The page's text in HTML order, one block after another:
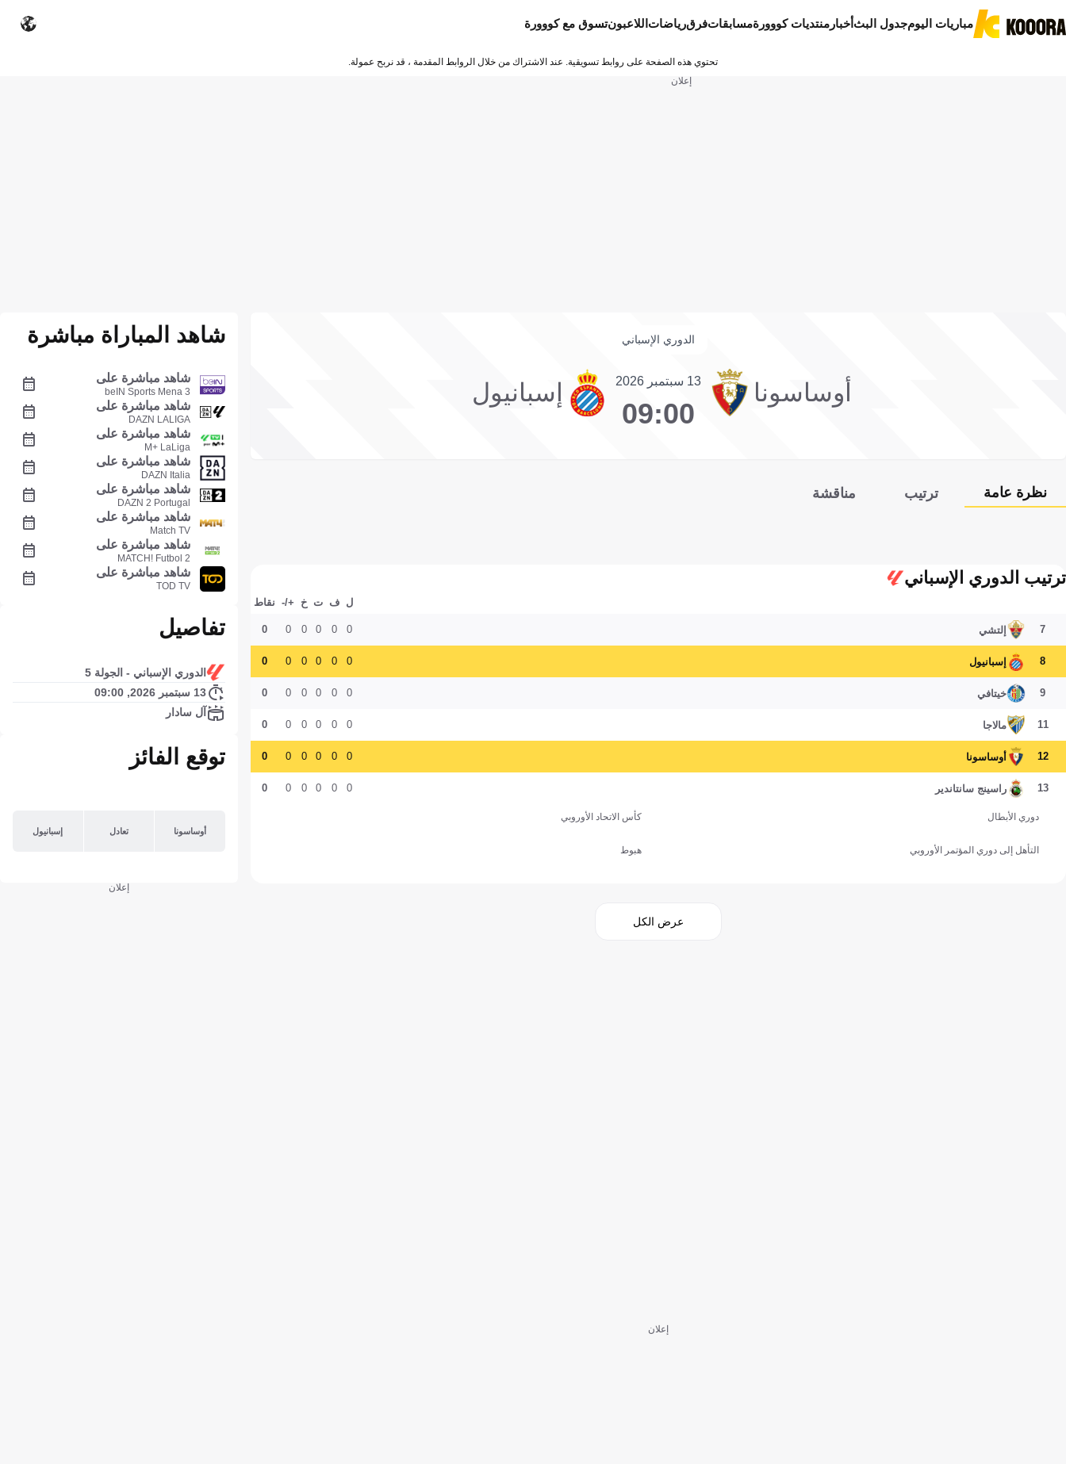
مباريات اليومجدول البثأخبار منتديات كووورةمسابقاتفرقرياضات اللاعبونتسوق مع كووورة
تحتوي هذه الصفحة على روابط تسويقية. عند الاشتراك من خلال الروابط المقدمة ، قد نربح عمولة.
إعلان
الدوري الإسباني
أوساسونا 13 سبتمبر 2026
09:00
إسبانيول
نظرة عامة ترتيب مناقشة
ترتيب الدوري الإسباني
ل ف ت خ +/- نقاط
7 إلتشي 0
0
0
0
0
0
8 إسبانيول 0
0
0
0
0
0
9 خيتافي 0
0
0
0
0
0
11 مالاجا 0
0
0
0
0
0
12 أوساسونا 0
0
0
0
0
0
13 راسينج سانتاندير 0
0
0
0
0
0
دوري الأبطال كأس الاتحاد الأوروبي
التأهل إلى دوري المؤتمر الأوروبي هبوط
عرض الكل
إعلان
شاهد المباراة مباشرة
شاهد مباشرة على
beIN Sports Mena 3
شاهد مباشرة على
DAZN LALIGA
شاهد مباشرة على
M+ LaLiga
شاهد مباشرة على
DAZN Italia
شاهد مباشرة على
DAZN 2 Portugal
شاهد مباشرة على
Match TV
شاهد مباشرة على
MATCH! Futbol 2
شاهد مباشرة على
TOD TV
تفاصيل
الدوري الإسباني - الجولة 5
13 سبتمبر 2026, 09:00
آل سادار
توقع الفائز
أوساسونا تعادل إسبانيول
إعلان